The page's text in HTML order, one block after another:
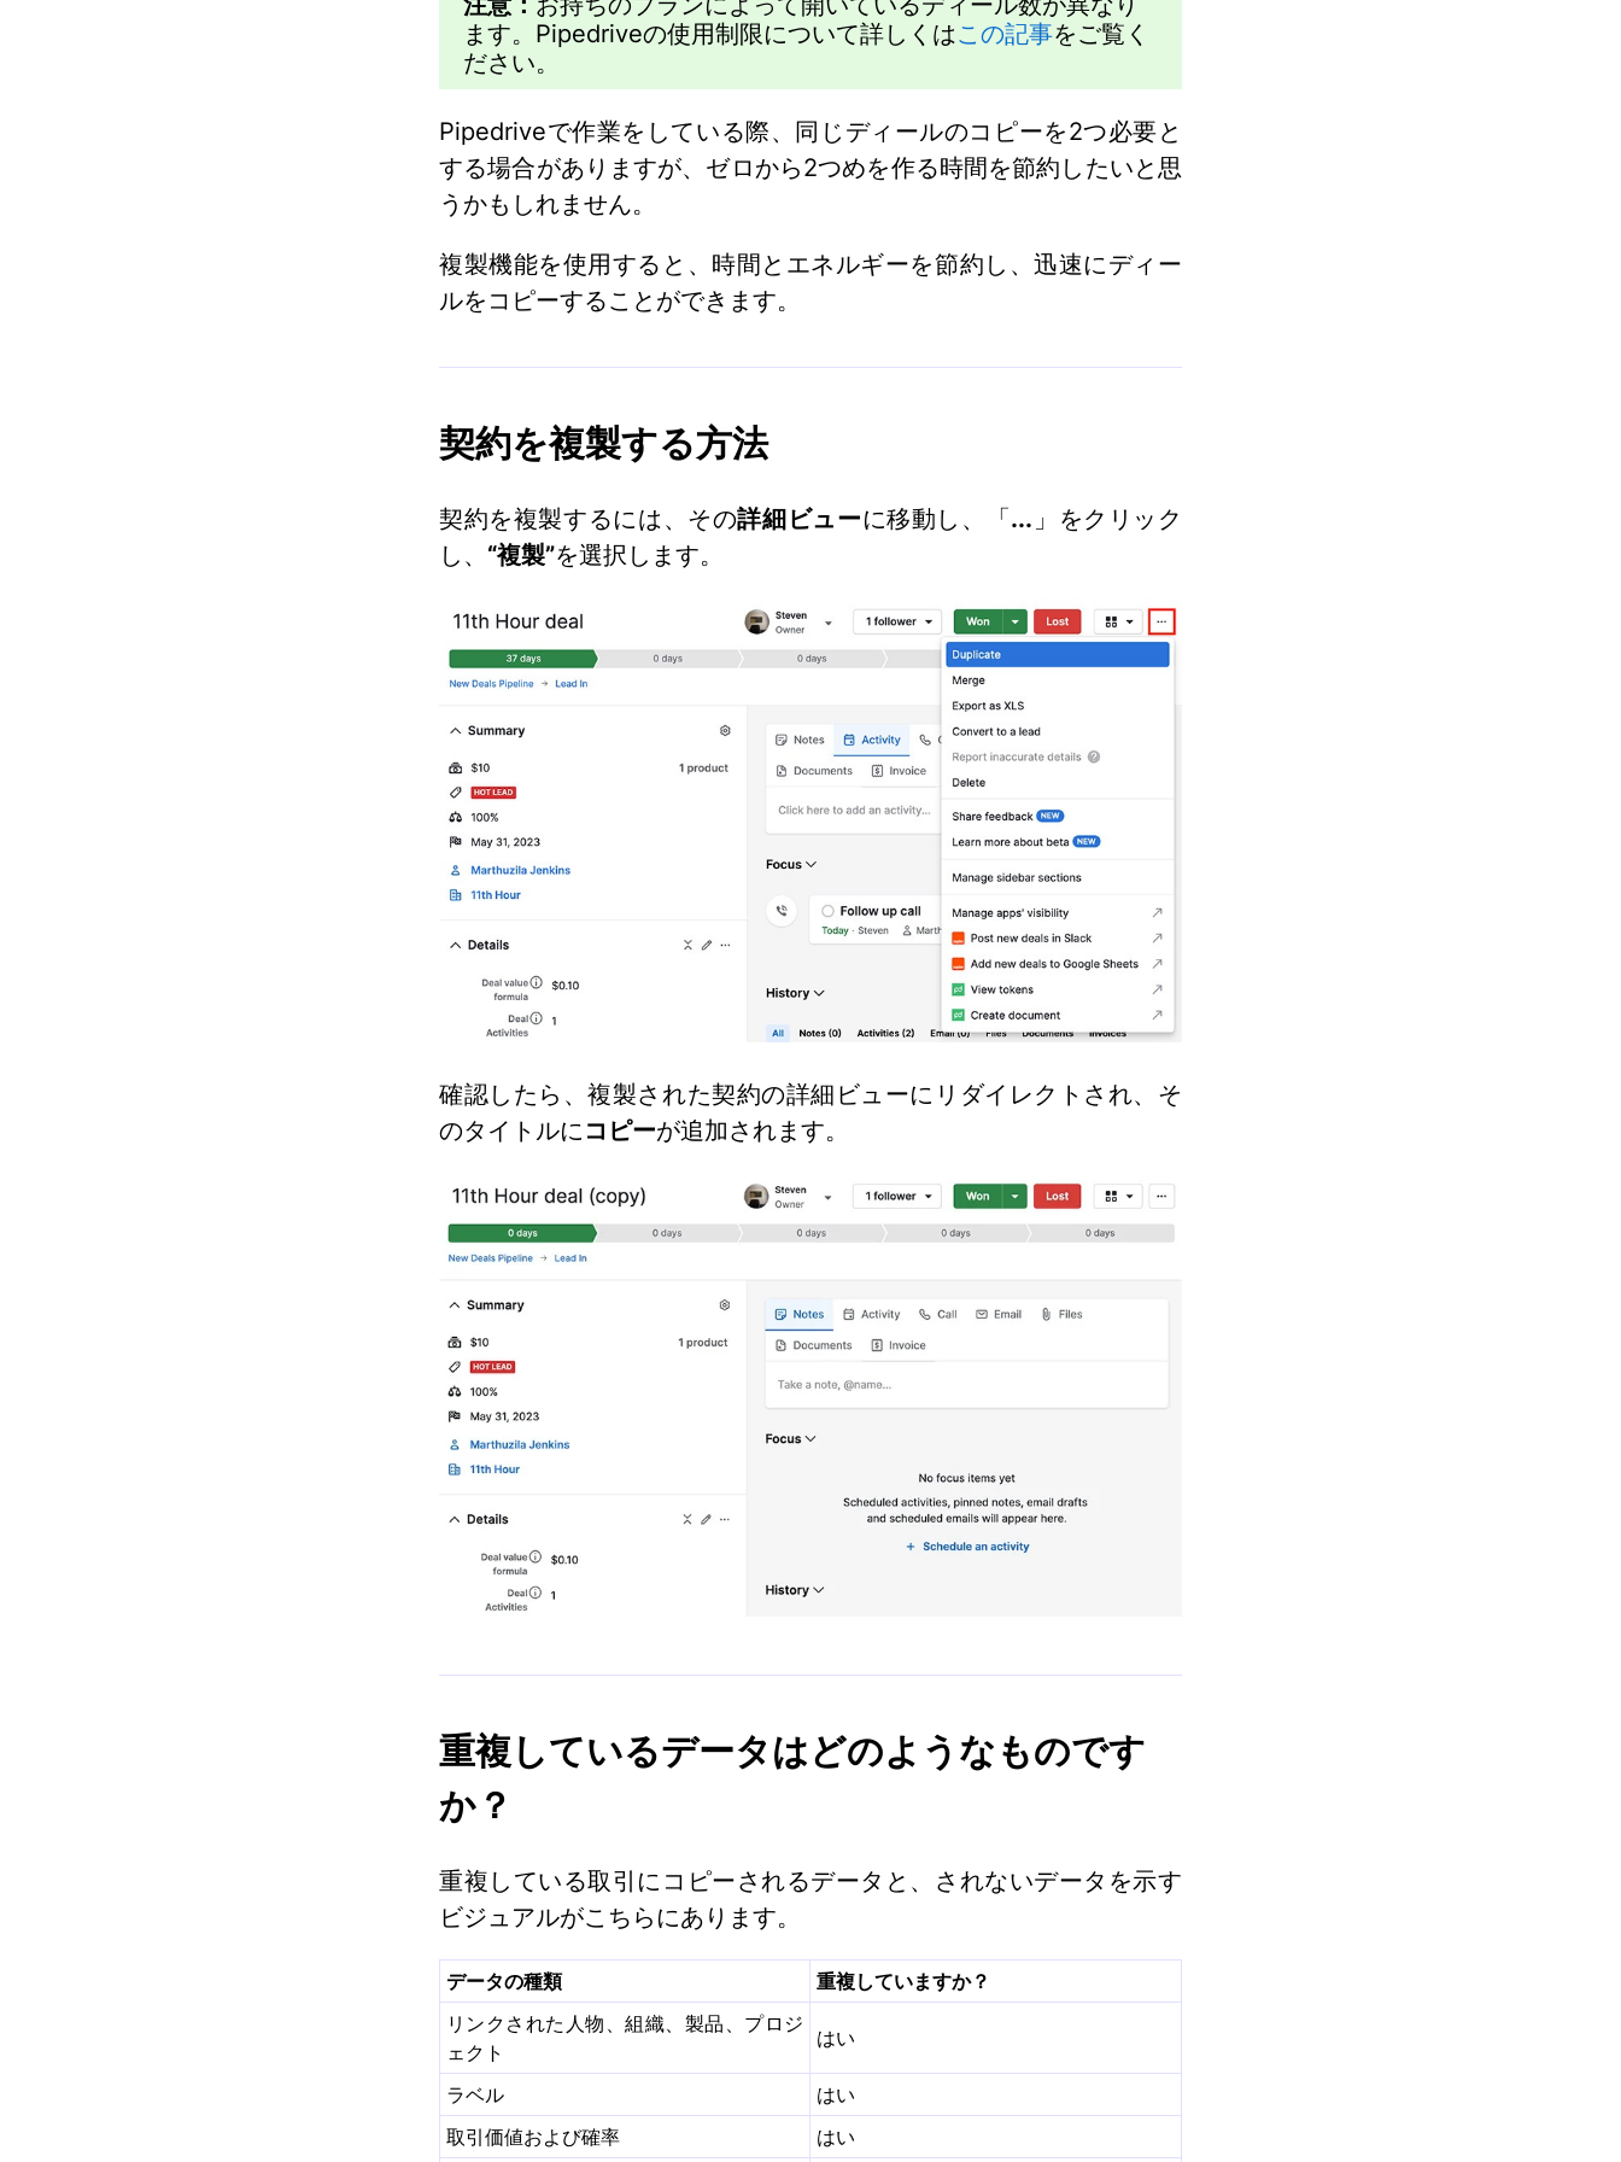
ます。Pipedriveの使用制限について詳しくはこの記事をご覧く
ださい。
Pipedriveで作業をしている際、同じディールのコピーを2つ必要と
する場合がありますが、ゼロから2つめを作る時間を節約したいと思
うかもしれません。
複製機能を使用すると、時間とエネルギーを節約し、迅速にディー
ルをコピーすることができます。
契約を複製する方法
契約を複製するには、その詳細ビューに移動し、「... 」をクリック
し、 “複製”を選択します。
確認したら、複製された契約の詳細ビューにリダイレクトされ、そ
のタイトルに コピーが追加されます。
重複しているデータはどのようなものです
か？
重複している取引にコピーされるデータと、されないデータを示す
ビジュアルがこちらにあります。
データの種類
重複していますか？
リンクされた人物、組織、製品、プロジ
ェクト
はい
ラベル
はい
取引価値および確率
はい